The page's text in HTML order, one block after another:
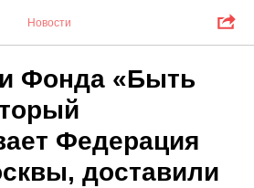
Новости
Фонда «Быть
Федерация
доставили